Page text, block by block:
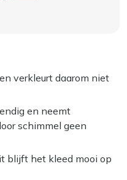
verkleurt daarom niet
en neemt
schimmel geen
blijft het kleed mooi op